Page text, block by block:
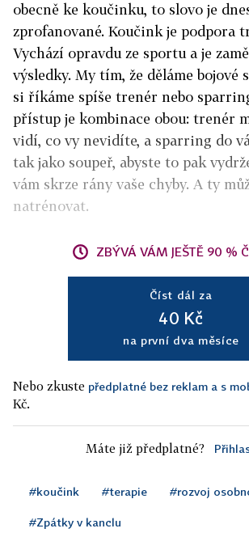
obecně ke koučinku, to slovo je
zprofanované. Koučink je podpora
Vychází opravdu ze sportu a je
výsledky. My tím, že děláme bojové
si říkáme spíše trenér nebo
přístup je kombinace obou: trenér
vidí, co vy nevidíte, a sparring do
tak jako soupeř, abyste to pak
vám skrze rány vaše chyby. A ty
natrénovat.
ZBÝVÁ VÁM JEŠTĚ 90 %
Číst dál za
40 Kč
na první dva měsíce
Nebo zkuste předplatné bez reklam a s
Kč.
Máte již předplatné?
#koučink #terapie #rozvoj
#Zpátky v kanclu